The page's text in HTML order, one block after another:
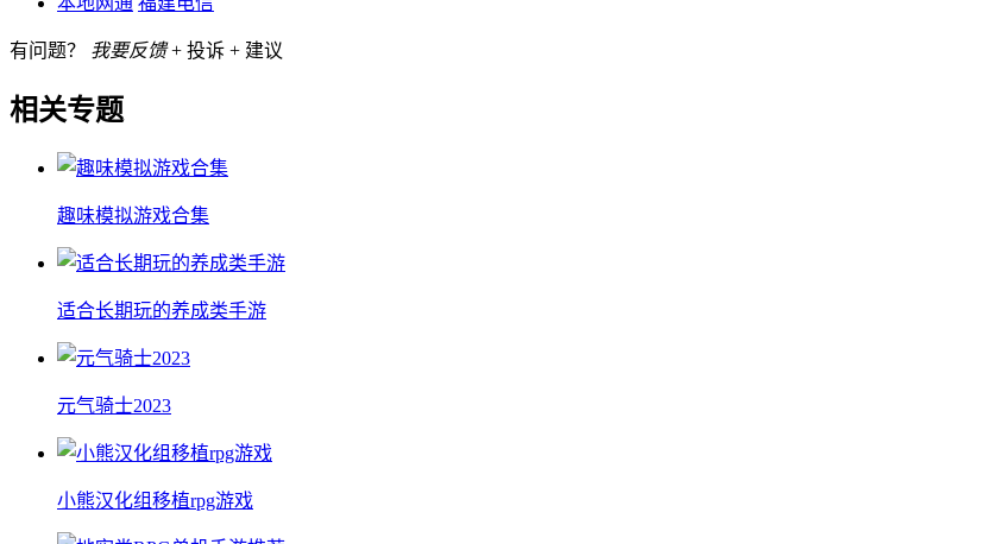
有问题？ 我要反馈+ 投诉 + 建议
相关专题
趣味模拟游戏合集
适合长期玩的养成类手游
元气骑士2023
小熊汉化组移植rpg游戏